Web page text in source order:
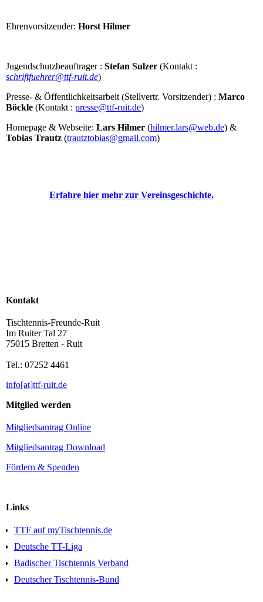
Ehrenvorsitzender: Horst Hilmer
Jugendschutzbeauftrager : Stefan Sulzer (Kontakt :
schriftfuehrer@ttf-ruit.de)
Presse- & Öffentlichkeitsarbeit (Stellvertr. Vorsitzender) : Marco
Böckle (Kontakt : presse@ttf-ruit.de)
Homepage & Webseite: Lars Hilmer (hilmer.lars@web.de) &
Tobias Trautz (trautztobias@gmail.com)
Erfahre hier mehr zur Vereinsgeschichte.
Kontakt
Tischtennis-Freunde-Ruit
Im Ruiter Tal 27
75015 Bretten - Ruit
Tel.: 07252 4461
info[at]ttf-ruit.de
Mitglied werden
Mitgliedsantrag Online
Mitgliedsantrag Download
Fördern & Spenden
Links
TTF auf myTischtennis.de
Deutsche TT-Liga
Badischer Tischtennis Verband
Deutscher Tischtennis-Bund